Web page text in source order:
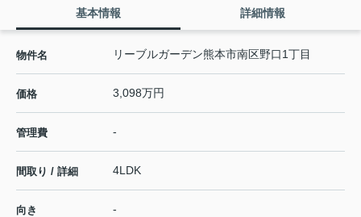
基本情報 詳細情報
物件名 リーブルガーデン熊本市南区野口1丁目
価格 3,098万円
管理費 -
間取り / 詳細 4LDK
向き -